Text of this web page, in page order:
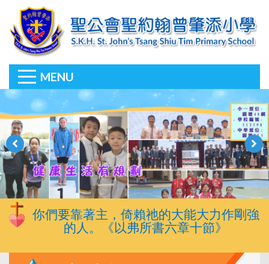
MENU
你們要靠著主，倚賴祂的大能大力作剛強
的人。《以弗所書六章十節》